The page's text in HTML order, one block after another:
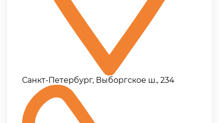
Санкт-Петербург, Выборгское ш., 234